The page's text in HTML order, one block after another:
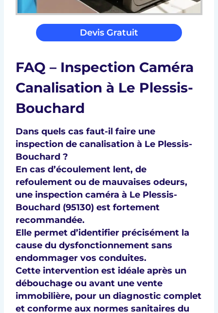
Devis Gratuit
FAQ – Inspection Caméra
Canalisation à Le Plessis-
Bouchard
Dans quels cas faut-il faire une
inspection de canalisation à Le Plessis-
Bouchard ?
En cas d’écoulement lent, de
refoulement ou de mauvaises odeurs,
une inspection caméra à Le Plessis-
Bouchard (95130) est fortement
recommandée.
Elle permet d’identifier précisément la
cause du dysfonctionnement sans
endommager vos conduites.
Cette intervention est idéale après un
débouchage ou avant une vente
immobilière, pour un diagnostic complet
et conforme aux normes sanitaires du